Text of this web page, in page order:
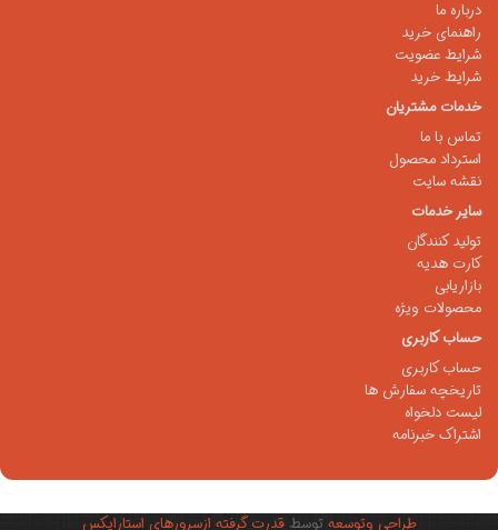
درباره ما
راهنمای خرید
شرایط عضویت
شرایط خرید
خدمات مشتریان
تماس با ما
استرداد محصول
نقشه سایت
سایر خدمات
تولید کنندگان
کارت هدیه
بازاریابی
محصولات ویژه
حساب کاربری
حساب کاربری
تاریخچه سفارش ها
لیست دلخواه
اشتراک خبرنامه
طراحی وتوسعهتوسط قدرت گرفته ازسرورهای استارایکس